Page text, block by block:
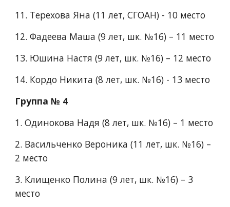
11.​ Терехова Яна (11 лет, СГОАН) - 10 место
12.​ Фадеева Маша (9 лет, шк. №16) – 11 место
13.​ Юшина Настя (9 лет, шк. №16) – 12 место
14.​ Кордо Никита (8 лет, шк. №16) - 13 место
Группа № 4
1.​ Одинокова Надя (8 лет, шк. №16) – 1 место
2.​ Васильченко Вероника (11 лет, шк. №16) –
2 место
3.​ Клищенко Полина (9 лет, шк. №16) – 3
место